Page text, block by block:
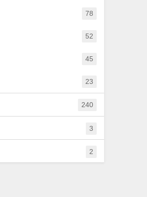
78
52
45
23
240
3
2